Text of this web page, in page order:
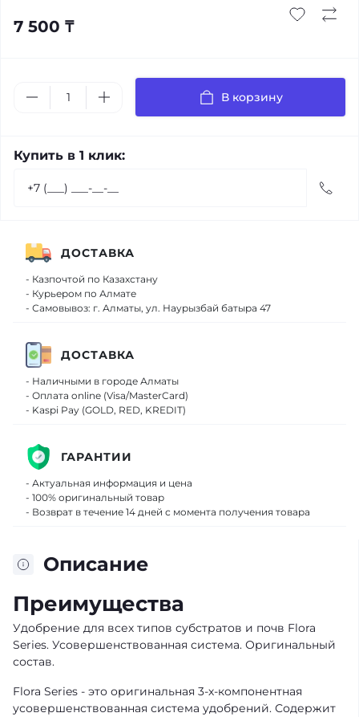
7 500 ₸
В корзину
Купить в 1 клик:
Описание
Преимущества
Удобрение для всех типов субстратов и почв Flora
Series. Усовершенствованная система. Оригинальный
состав.
Flora Series - это оригинальная 3-х-компонентная
усовершенствованная система удобрений. Содержит
ДОСТАВКА
- Казпочтой по Казахстану
- Курьером по Алмате
- Самовывоз: г. Алматы, ул. Наурызбай батыра 47
ДОСТАВКА
- Наличными в городе Алматы
- Оплата online (Visa/MasterCard)
- Kaspi Pay (GOLD, RED, KREDIT)
ГАРАНТИИ
- Актуальная информация и цена
- 100% оригинальный товар
- Возврат в течение 14 дней с момента получения товара